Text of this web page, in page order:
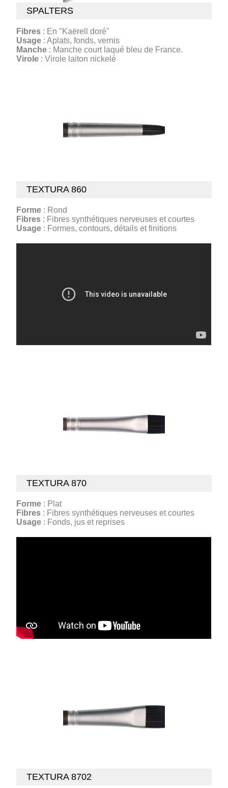
SPALTERS
Fibres : En "Kaërell doré"
Usage : Aplats, fonds, vernis
Manche : Manche court laqué bleu de France.
Virole : Virole laiton nickelé
TEXTURA 860
Forme : Rond
Fibres : Fibres synthétiques nerveuses et courtes
Usage : Formes, contours, détails et finitions
TEXTURA 870
Forme : Plat
Fibres : Fibres synthétiques nerveuses et courtes
Usage : Fonds, jus et reprises
TEXTURA 8702